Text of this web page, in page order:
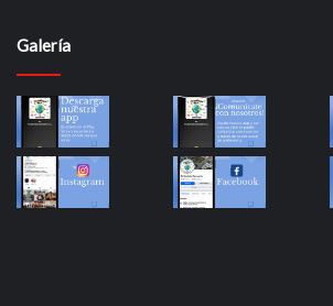
Galería